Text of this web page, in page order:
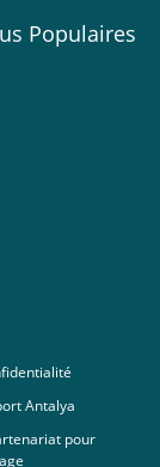
Populaires
Antalya
pour